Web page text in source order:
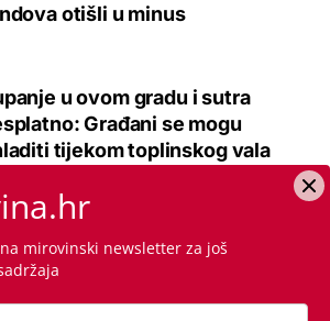
otišli u minus
u ovom gradu i sutra
Građani se mogu
tijekom toplinskog vala
mirovinski newsletter za još